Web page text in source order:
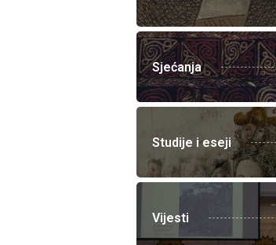
Sjećanja
Studije i eseji
Vijesti